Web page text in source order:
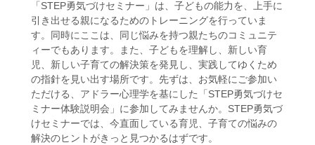
「STEP勇気づけセミナー」は、子どもの能力を、上手に
引き出せる親になるためのトレーニングを行っていま
す。同時にここは、同じ悩みを持つ親たちのコミュニテ
ィーでもあります。また、子どもを理解し、新しい育
児、新しい子育ての解決策を発見し、実践してゆくため
の指針を見い出す場所です。先ずは、お気軽にご参加い
ただける、アドラー心理学を基にした「STEP勇気づけセ
ミナー体験説明会」に参加してみませんか。STEP勇気づ
けセミナーでは、今直面している育児、子育ての悩みの
解決のヒントがきっと見つかるはずです。